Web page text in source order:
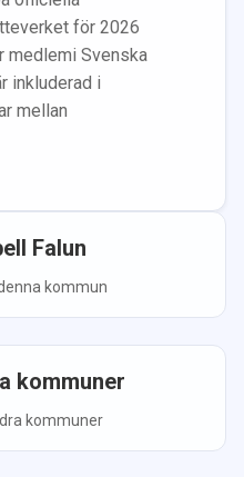
för 2026
medlemi Svenska
inkluderad i
mellan
Falun
kommun
kommuner
kommuner